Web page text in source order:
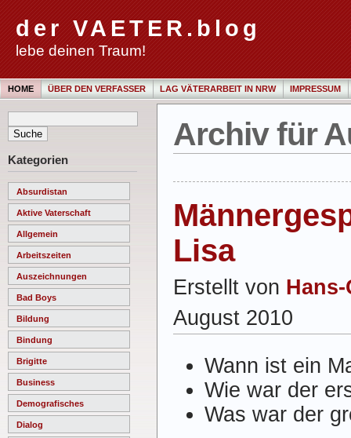
der VAETER.blog
lebe deinen Traum!
HOME ÜBER DEN VERFASSER LAG VÄTERARBEIT IN NRW IMPRESSUM
Kategorien
Absurdistan
Aktive Vaterschaft
Allgemein
Arbeitszeiten
Auszeichnungen
Bad Boys
Bildung
Bindung
Brigitte
Business
Demografisches
Dialog
Archiv für
Lisa
Erstellt von
August 2010
Wann ist ein
Wie war der
Was war der